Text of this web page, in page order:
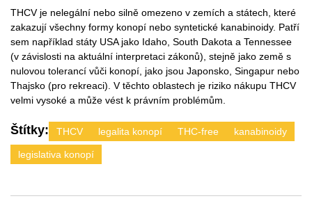
THCV je nelegální nebo silně omezeno v zemích a státech, které
zakazují všechny formy konopí nebo syntetické kanabinoidy. Patří
sem například státy USA jako Idaho, South Dakota a Tennessee
(v závislosti na aktuální interpretaci zákonů), stejně jako země s
nulovou tolerancí vůči konopí, jako jsou Japonsko, Singapur nebo
Thajsko (pro rekreaci). V těchto oblastech je riziko nákupu THCV
velmi vysoké a může vést k právním problémům.
Štítky: THCV legalita konopí THC-free kanabinoidy
legislativa konopí